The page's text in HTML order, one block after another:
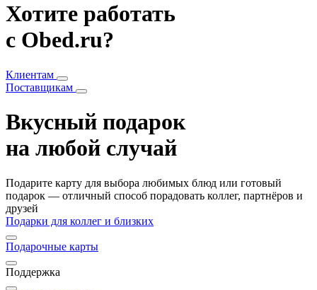
Хотите работать
с Obed.ru?
Клиентам
Поставщикам
Вкусный подарок
на любой случай
Подарите карту для выбора любимых блюд или готовый
подарок — отличный способ порадовать коллег, партнёров и
друзей
Подарки для коллег и близких
Подарочные карты
Поддержка